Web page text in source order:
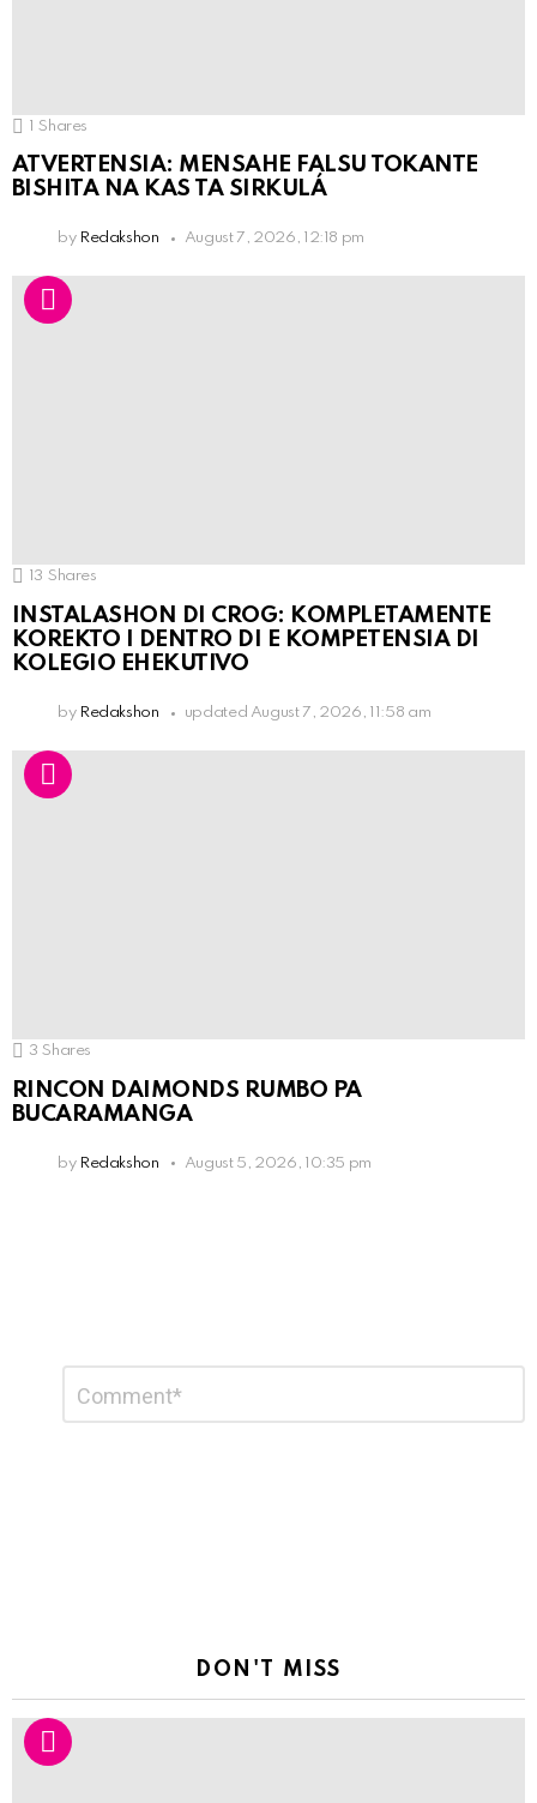
1 Shares
ATVERTENSIA: MENSAHE FALSU TOKANTE
BISHITA NA KAS TA SIRKULÁ
by Redakshon August 7, 2026, 12:18 pm
13 Shares
INSTALASHON DI CROG: KOMPLETAMENTE
KOREKTO I DENTRO DI E KOMPETENSIA DI
KOLEGIO EHEKUTIVO
by Redakshon updated August 7, 2026, 11:58 am
3 Shares
RINCON DAIMONDS RUMBO PA
BUCARAMANGA
by Redakshon August 5, 2026, 10:35 pm
Reply
DON'T MISS